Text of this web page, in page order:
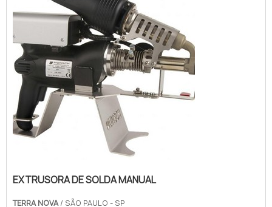
EXTRUSORA DE SOLDA MANUAL
TERRA NOVA/ SÃO PAULO - SP